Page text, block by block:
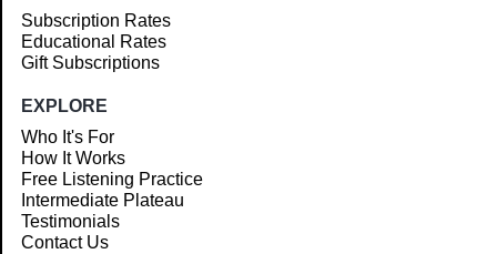
Subscription Rates
Educational Rates
Gift Subscriptions
EXPLORE
Who It's For
How It Works
Free Listening Practice
Intermediate Plateau
Testimonials
Contact Us